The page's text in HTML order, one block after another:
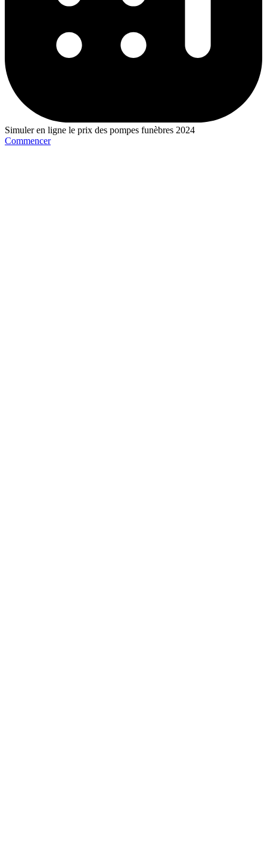
Simuler en ligne le prix des pompes funèbres 2024
Commencer